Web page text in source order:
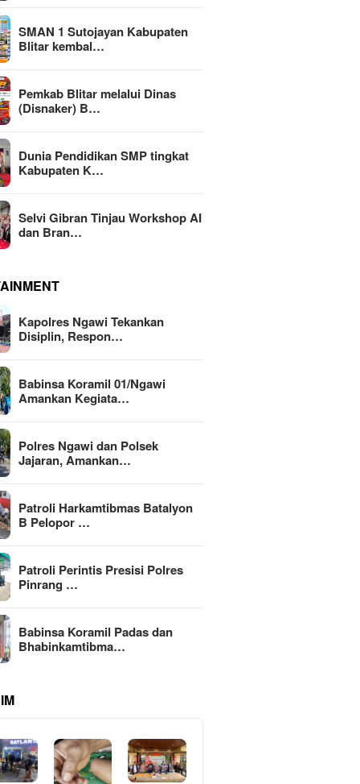
SMAN 1 Sutojayan Kabupaten
Blitar kembal…
Pemkab Blitar melalui Dinas
(Disnaker) B…
Dunia Pendidikan SMP tingkat
Kabupaten K…
Selvi Gibran Tinjau Workshop AI
dan Bran…
Kapolres Ngawi Tekankan
Disiplin, Respon…
Babinsa Koramil 01/Ngawi
Amankan Kegiata…
Polres Ngawi dan Polsek
Jajaran, Amankan…
Patroli Harkamtibmas Batalyon
B Pelopor …
Patroli Perintis Presisi Polres
Pinrang …
Babinsa Koramil Padas dan
Bhabinkamtibma…